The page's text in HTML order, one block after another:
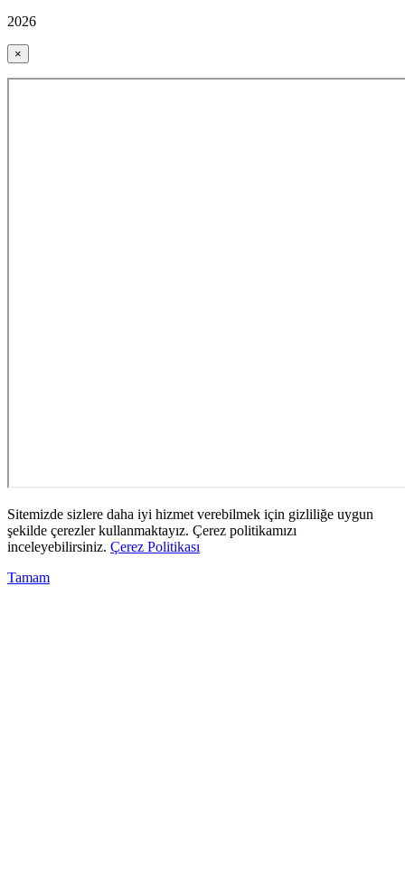
2026
×
Sitemizde sizlere daha iyi hizmet verebilmek için gizliliğe uygun
şekilde çerezler kullanmaktayız. Çerez politikamızı
inceleyebilirsiniz. Çerez Politikası
Tamam